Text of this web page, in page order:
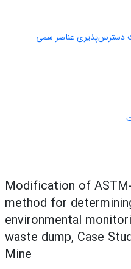
دسترس‌پذیری عناصر سمی
Modification of
method for
environmental
waste dump, Case
Mine